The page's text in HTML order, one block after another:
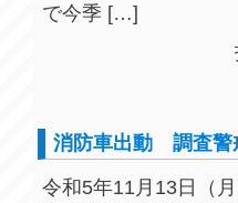
で今季 […]
消防車出動 調査警
令和5年11月13日（